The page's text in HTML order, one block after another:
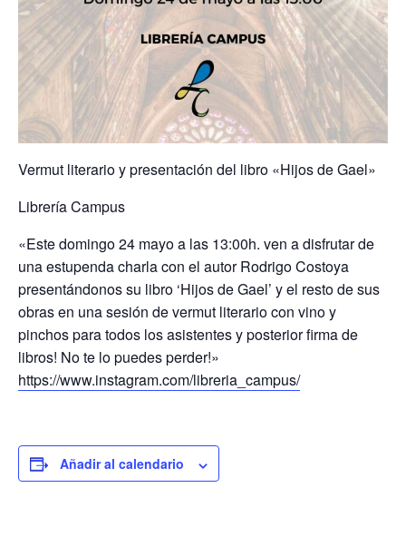
Vermut literario y presentación del libro «Hijos de Gael»
Librería Campus
«Este domingo 24 mayo a las 13:00h. ven a disfrutar de
una estupenda charla con el autor Rodrigo Costoya
presentándonos su libro ‘Hijos de Gael’ y el resto de sus
obras en una sesión de vermut literario con vino y
pinchos para todos los asistentes y posterior firma de
libros! No te lo puedes perder!»
https://www.instagram.com/libreria_campus/
Añadir al calendario